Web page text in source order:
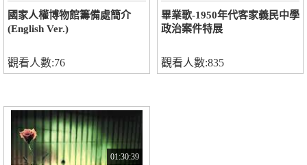
國家人權博物館籌備處簡介
(English Ver.)
觀看人數:76
畢業歌-1950年代客家義民中學
政治案件特展
觀看人數:835
01:30:39